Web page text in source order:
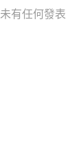
未有任何發表